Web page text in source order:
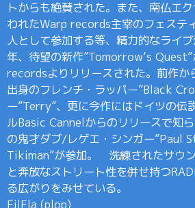
トからも絶賛された。また、南仏エ
われたWarp records主宰のフェステ
人として参加する等、精力的なライ
年、待望の新作”Tomorrow’s
recordsよりリリースされた。前作か
出身のフレンチ・ラッパー”Black
ー”Terry”、更に今作にはドイツの伝
ルBasic Cannelからのリリースで知
の鬼才ダブ/レゲエ・シンガー”Paul
Tikiman”が参加。 洗練されたサウ
と奔放なストリート性を併せ持つ
る広がりをみせている。
FilFla (plop)